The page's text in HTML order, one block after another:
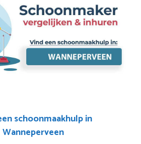
schoonmaakhulp in
Wanneperveen